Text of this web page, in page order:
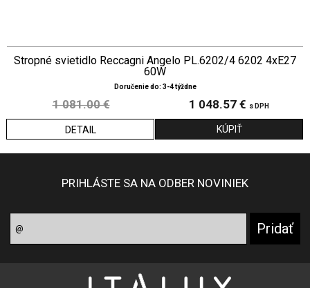
Stropné svietidlo Reccagni Angelo PL.6202/4 6202 4xE27
60W
Doručenie do: 3-4 týždne
1 081.00 € 1 048.57 € s DPH
DETAIL
PRIHLÁSTE SA NA ODBER NOVINIEK